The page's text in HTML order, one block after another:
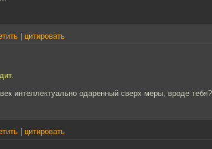
цитировать
интеллектуально одаренный сверх меры, вроде тебя?
цитировать